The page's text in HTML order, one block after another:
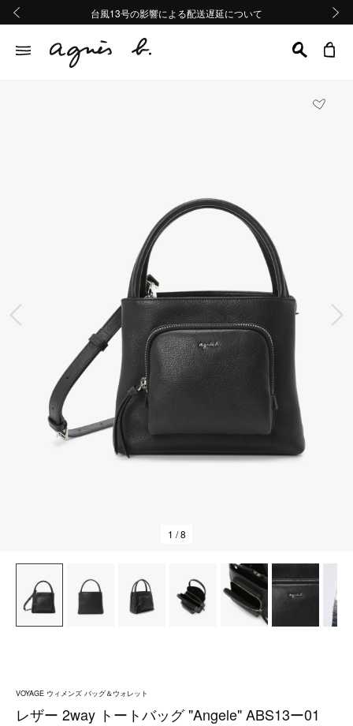
熊本地域地震の影響による配送遅延について
Summer Sale 2buy10%OFF!!
台風13号の影響による配送遅延について
熊本地域地震の影響による配送遅延について
Summer Sale 2buy10%OFF!!
前の画像
1 / 8
VOYAGE ウィメンズ バッグ＆ウォレット
レザー 2way トートバッグ "Angele" ABS13ー01